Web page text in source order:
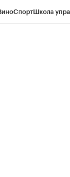
СпортШкола